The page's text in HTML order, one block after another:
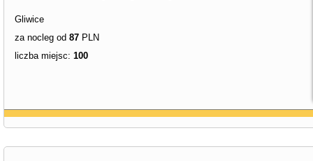
Gliwice
za nocleg od 87 PLN
liczba miejsc: 100